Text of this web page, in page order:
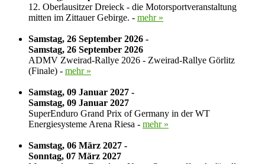
12. Oberlausitzer Dreieck - die Motorsportveranstaltung
mitten im Zittauer Gebirge. - mehr »
Samstag, 26 September 2026 -
Samstag, 26 September 2026
ADMV Zweirad-Rallye 2026 - Zweirad-Rallye Görlitz
(Finale) - mehr »
Samstag, 09 Januar 2027 -
Samstag, 09 Januar 2027
SuperEnduro Grand Prix of Germany in der WT
Energiesysteme Arena Riesa - mehr »
Samstag, 06 März 2027 -
Sonntag, 07 März 2027